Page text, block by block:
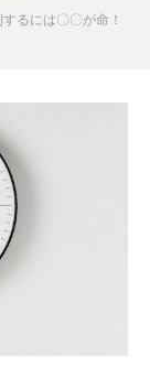
るには〇〇が命！